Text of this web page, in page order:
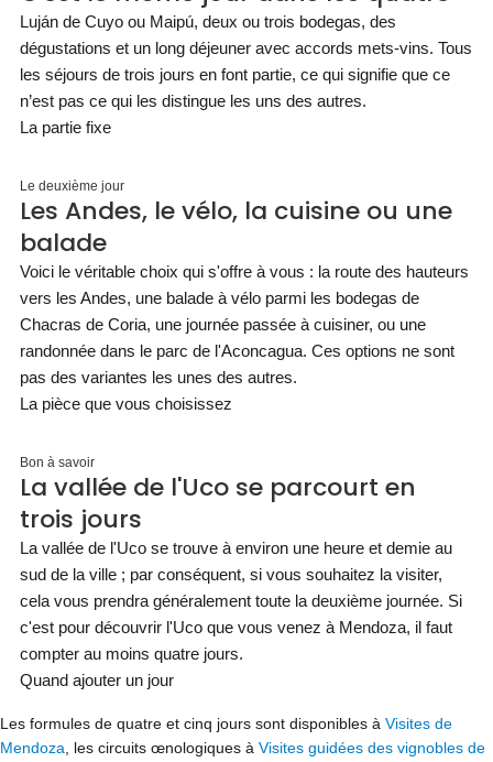
Luján de Cuyo ou Maipú, deux ou trois bodegas, des
dégustations et un long déjeuner avec accords mets-vins. Tous
les séjours de trois jours en font partie, ce qui signifie que ce
n’est pas ce qui les distingue les uns des autres.
La partie fixe
Le deuxième jour
Les Andes, le vélo, la cuisine ou une
balade
Voici le véritable choix qui s'offre à vous : la route des hauteurs
vers les Andes, une balade à vélo parmi les bodegas de
Chacras de Coria, une journée passée à cuisiner, ou une
randonnée dans le parc de l'Aconcagua. Ces options ne sont
pas des variantes les unes des autres.
La pièce que vous choisissez
Bon à savoir
La vallée de l'Uco se parcourt en
trois jours
La vallée de l'Uco se trouve à environ une heure et demie au
sud de la ville ; par conséquent, si vous souhaitez la visiter,
cela vous prendra généralement toute la deuxième journée. Si
c'est pour découvrir l'Uco que vous venez à Mendoza, il faut
compter au moins quatre jours.
Quand ajouter un jour
Les formules de quatre et cinq jours sont disponibles à Visites de
Mendoza , les circuits œnologiques à Visites guidées des vignobles de